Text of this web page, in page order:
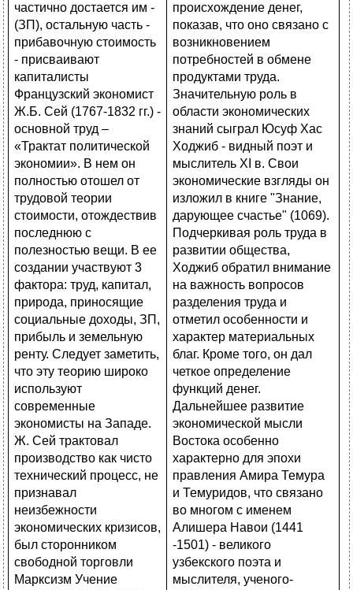
происхождение денег,
показав, что оно связано с
возникновением
потребностей в обмене
продуктами труда.
Значительную роль в
области экономических
знаний сыграл Юсуф Хас
Ходжиб - видный поэт и
мыслитель XI в. Свои
экономические взгляды он
изложил в книге "Знание,
дарующее счастье" (1069).
Подчеркивая роль труда в
развитии общества,
Ходжиб обратил внимание
на важность вопросов
разделения труда и
отметил особенности и
характер материальных
благ. Кроме того, он дал
четкое определение
функций денег.
Дальнейшее развитие
экономической мысли
Востока особенно
характерно для эпохи
правления Амира Темура
и Темуридов, что связано
во многом с именем
Алишера Навои (1441
-1501) - великого
узбекского поэта и
мыслителя, ученого-